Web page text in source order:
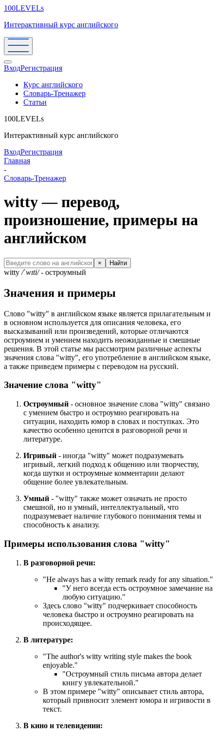
100LEVELs
Интерактивный курс английского
ВходРегистрация
Курс английского
Словарь-Тренажер
Статьи
100LEVELs
Интерактивный курс английского
ВходРегистрация
Главная
-
Словарь-Тренажер
witty — перевод,
произношение, примеры на
английском
× Найти
witty /ˈwɪti/- остроумный
Значения и примеры
Слово "witty" в английском языке является прилагательным и
в основном используется для описания человека, его
высказываний или произведений, которые отличаются
остроумием и умением находить неожиданные и смешные
решения. В этой статье мы рассмотрим различные аспекты
значения слова "witty", его употребление в английском языке,
а также приведем примеры с переводом на русский.
Значение слова "witty"
Остроумный - основное значение слова "witty" связано
с умением быстро и остроумно реагировать на
ситуации, находить юмор в словах и поступках. Это
качество особенно ценится в разговорной речи и
литературе.
Игривый - иногда "witty" может подразумевать
игривый, легкий подход к общению или творчеству,
когда шутки и остроумные комментарии делают
общение более увлекательным.
Умный - "witty" также может означать не просто
смешной, но и умный, интеллектуальный, что
подразумевает наличие глубокого понимания темы и
способность к анализу.
Примеры использования слова "witty"
В разговорной речи:
"He always has a witty remark ready for any situation."
"У него всегда есть остроумное замечание на
любую ситуацию."
Здесь слово "witty" подчеркивает способность
человека быстро и остроумно реагировать на
происходящее.
В литературе:
"The author's witty writing style makes the book
enjoyable."
"Остроумный стиль письма автора делает
книгу увлекательной."
В этом примере "witty" описывает стиль автора,
который привносит элемент юмора и игривости в
текст.
В кино и телевидении: